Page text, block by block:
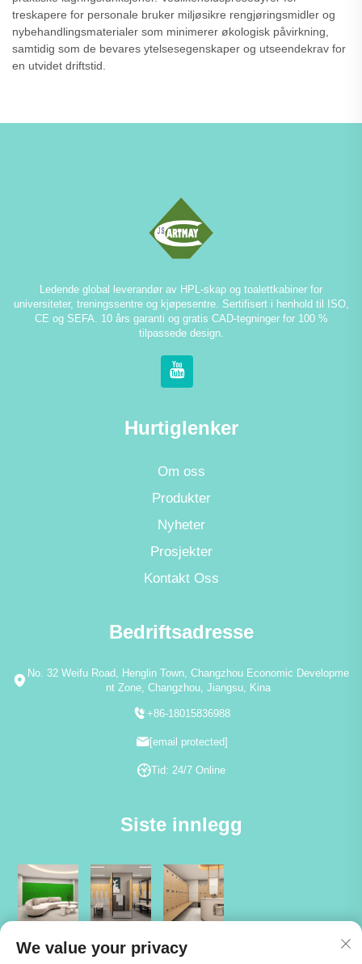
treskapere for personale bruker miljøsikre rengjøringsmidler og
nybehandlingsmaterialer som minimerer økologisk påvirkning,
samtidig som de bevares ytelsesegenskaper og utseendekrav for
en utvidet driftstid.
Ledende global leverandør av HPL-skap og toalettkabiner for
universiteter, treningssentre og kjøpesentre. Sertifisert i henhold til ISO,
CE og SEFA. 10 års garanti og gratis CAD-tegninger for 100 %
tilpassede design.
Hurtiglenker
Om oss
Produkter
Nyheter
Prosjekter
Kontakt Oss
Bedriftsadresse
No. 32 Weifu Road, Henglin Town, Changzhou Economic Developme
nt Zone, Changzhou, Jiangsu, Kina
+86-18015836988
[email protected]
Tid: 24/7 Online
Siste innlegg
We value your privacy